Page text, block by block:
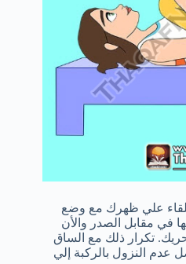
علي ظهرك مع وضع
في مقابل الصدر والأن
تكرار ذلك مع الساق
عدم النزول بالركبة إلي